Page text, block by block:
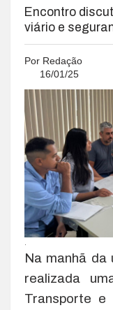
Encontro
viário e
Por Redação
16/01/25
.
Na manhã da
realizada
Transporte e